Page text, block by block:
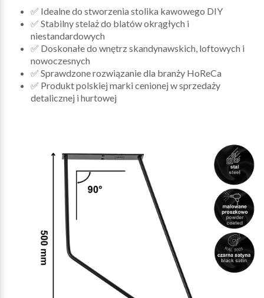
✅ Idealne do stworzenia stolika kawowego DIY
✅ Stabilny stelaż do blatów okrągłych i
niestandardowych
✅ Doskonałe do wnętrz skandynawskich, loftowych i
nowoczesnych
✅ Sprawdzone rozwiązanie dla branży HoReCa
✅ Produkt polskiej marki cenionej w sprzedaży
detalicznej i hurtowej